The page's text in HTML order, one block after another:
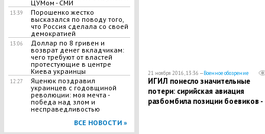
ЦУМом - СМИ
13:39
Порошенко жестко
высказался по поводу того,
что Россия сделала со своей
демократией
13:06
Доллар по 8 гривен и
возврат денег вкладчикам:
чего требуют от властей
протестующие в центре
Киева украинцы
12:27
Яценюк поздравил
украинцев с годовщиной
революции: моя мечта -
победа над злом и
несправедливостью
ВСЕ НОВОСТИ »
21 ноября 2016, 13:36 —Военное обозрение
ИГИЛ понесло значительные
потери: сирийская авиация
разбомбила позиции боевиков -